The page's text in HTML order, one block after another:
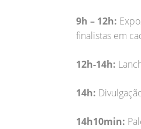
9h – 12h:
finalistas em
12h-14h:
14h:
14h10min: